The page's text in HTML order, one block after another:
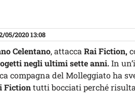
05/2020 13:08
Celentano, attacca Rai Fiction,
negli ultimi sette anni.In
compagna del Molleggiato ha
Fictiontutti bocciati perché